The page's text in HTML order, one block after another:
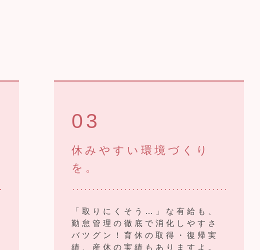
03
休みやすい環境づくり
を。
「取りにくそう…」な有給も、
勤怠管理の徹底で消化しやすさ
バツグン！育休の取得・復帰実
績、産休の実績もありますよ。